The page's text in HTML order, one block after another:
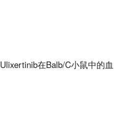
Ulixertinib在Balb/C小鼠中的血